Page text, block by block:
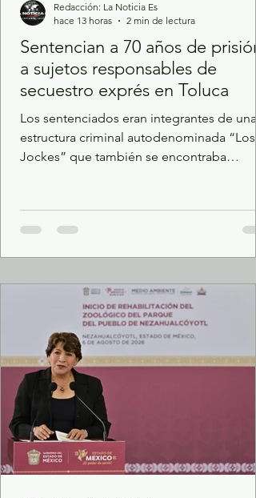
Sentencian a 70 años de prisión
a sujetos responsables de
secuestro exprés en Toluca
Los sentenciados eran integrantes de una
estructura criminal autodenominada “Los
Jockes” que también se encontraba
México obtuvo de una Autoridad Judicial
una sentencia condenatoria en contra de
Rigoberto González Romualdo, Irving
Altamirano Moreno y Blanca Elena
Lorenzana Reyes luego de acreditar su
participació
Redacción: La Noticia Es
hace 13 horas
2 min de lectura